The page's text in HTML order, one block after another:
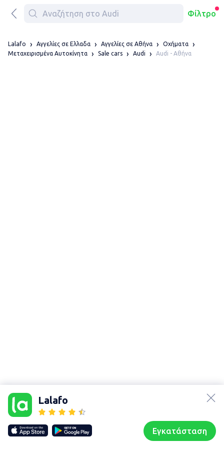
Φίλτρο
Lalafo
Εγκατάσταση
Lalafo Αγγελίες σε Ελλαδα Αγγελίες σε Αθήνα
Οχήματα
Μεταχειρισμένα Αυτοκίνητα
Sale cars Audi Audi - Αθήνα
Our websites
lalafo.kg
lalafo.rs
lalafo.pl
Sitemap
Χάρτης
Συζητήσεις Προφίλ